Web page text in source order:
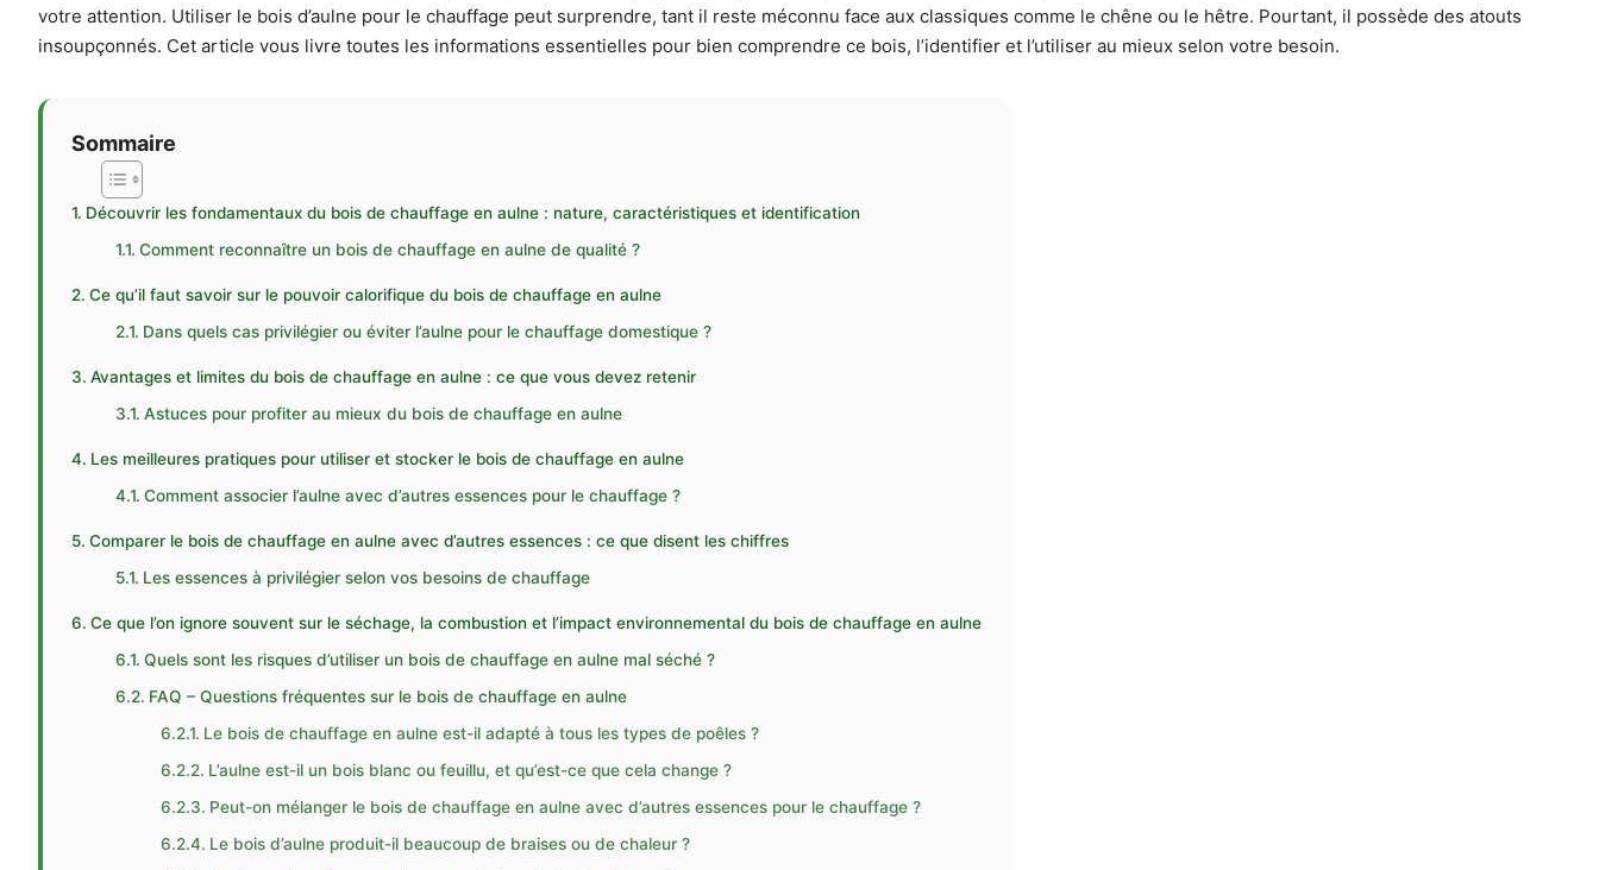
votre attention. Utiliser le bois d’aulne pour le chauffage peut surprendre, tant il reste méconnu face aux classiques comme le chêne ou le hêtre. Pourtant, il possède des atouts
insoupçonnés. Cet article vous livre toutes les informations essentielles pour bien comprendre ce bois, l’identifier et l’utiliser au mieux selon votre besoin.
Sommaire
Découvrir les fondamentaux du bois de chauffage en aulne : nature, caractéristiques et identification
Comment reconnaître un bois de chauffage en aulne de qualité ?
Ce qu’il faut savoir sur le pouvoir calorifique du bois de chauffage en aulne
Dans quels cas privilégier ou éviter l’aulne pour le chauffage domestique ?
Avantages et limites du bois de chauffage en aulne : ce que vous devez retenir
Astuces pour profiter au mieux du bois de chauffage en aulne
Les meilleures pratiques pour utiliser et stocker le bois de chauffage en aulne
Comment associer l’aulne avec d’autres essences pour le chauffage ?
Comparer le bois de chauffage en aulne avec d’autres essences : ce que disent les chiffres
Les essences à privilégier selon vos besoins de chauffage
Ce que l’on ignore souvent sur le séchage, la combustion et l’impact environnemental du bois de chauffage en aulne
Quels sont les risques d’utiliser un bois de chauffage en aulne mal séché ?
FAQ – Questions fréquentes sur le bois de chauffage en aulne
Le bois de chauffage en aulne est-il adapté à tous les types de poêles ?
L’aulne est-il un bois blanc ou feuillu, et qu’est-ce que cela change ?
Peut-on mélanger le bois de chauffage en aulne avec d’autres essences pour le chauffage ?
Le bois d’aulne produit-il beaucoup de braises ou de chaleur ?